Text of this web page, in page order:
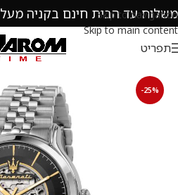
Skip to navigation
Skip to main content
משלוח עד הבית חינם בקניה מעל 299 ש״ח
תפריט
-25%